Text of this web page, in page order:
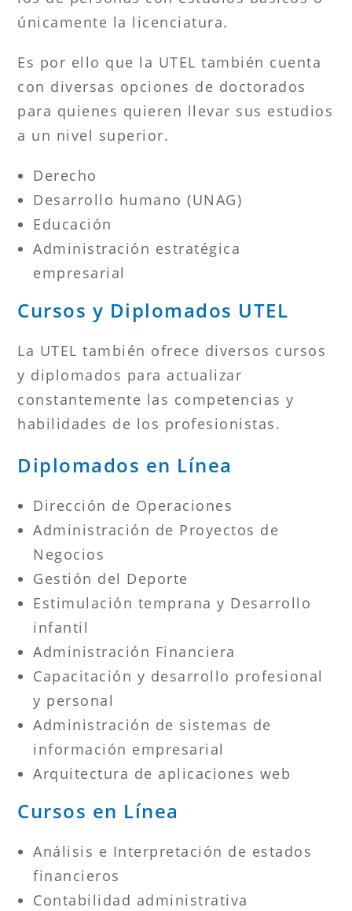
únicamente la licenciatura.
Es por ello que la UTEL también cuenta
con diversas opciones de doctorados
para quienes quieren llevar sus estudios
a un nivel superior.
Derecho
Desarrollo humano (UNAG)
Educación
Administración estratégica
empresarial
Cursos y Diplomados UTEL
La UTEL también ofrece diversos cursos
y diplomados para actualizar
constantemente las competencias y
habilidades de los profesionistas.
Diplomados en Línea
Dirección de Operaciones
Administración de Proyectos de
Negocios
Gestión del Deporte
Estimulación temprana y Desarrollo
infantil
Administración Financiera
Capacitación y desarrollo profesional
y personal
Administración de sistemas de
información empresarial
Arquitectura de aplicaciones web
Cursos en Línea
Análisis e Interpretación de estados
financieros
Contabilidad administrativa